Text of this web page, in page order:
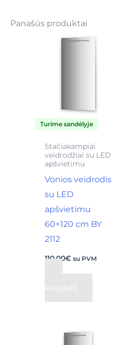
Panašūs produktai
Turime sandėlyje
Stačiakampiai
veidrodžiai su LED
apšvietimu
Vonios veidrodis
su LED
apšvietimu
60×120 cm BY
2112
110,00€ su PVM
Į
krepšelį